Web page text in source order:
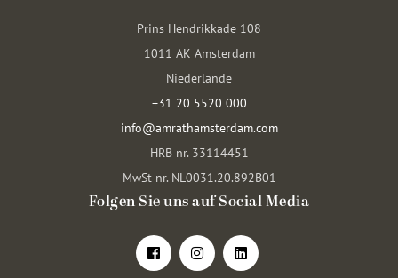
Prins Hendrikkade 108
1011 AK Amsterdam
Niederlande
+31 20 5520 000
info@amrathamsterdam.com
HRB nr. 33114451
MwSt nr. NL0031.20.892B01
Folgen Sie uns auf Social Media